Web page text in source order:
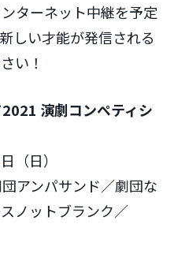
ターネット中継を予定
しい才能が発信される
い！
演劇コンペティシ
（日）
アンパサンド／劇団な
ノットブランク／